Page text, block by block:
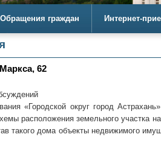
Обращения граждан Интернет-
62
«Городской округ город Астрахань»
расположения земельного участка
такого дома объекты недвижимого